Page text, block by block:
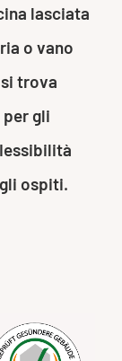
lasciata
o vano
trova
gli
ospiti.